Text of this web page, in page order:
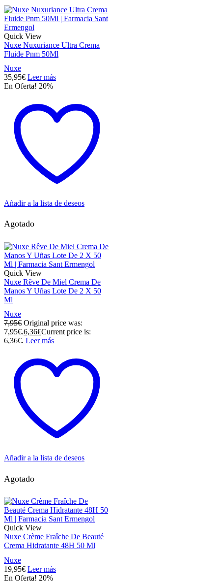
Quick View
Nuxe Nuxuriance Ultra Crema
Fluide Pnm 50Ml
Nuxe
35,95€ Leer más
En Oferta! 20%
Añadir a la lista de deseos
Agotado
Quick View
Nuxe Rêve De Miel Crema De
Manos Y Uñas Lote De 2 X 50
Ml
Nuxe
7,95€ Original price was:
7,95€.6,36€Current price is:
6,36€. Leer más
Añadir a la lista de deseos
Agotado
Quick View
Nuxe Crème Fraîche De Beauté
Crema Hidratante 48H 50 Ml
Nuxe
19,95€ Leer más
En Oferta! 20%